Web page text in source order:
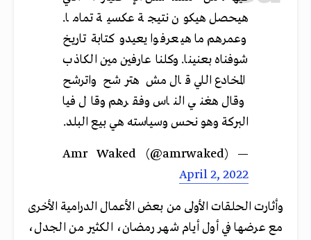
هيحصل هيكون نتيجة عكسية تماما.
وعمرهم ما هيعرفوا يعيدو كتابة تاريخ
شوفناه بعنينا. وكلنا عارفين مين الكاذب
المخادع اللي قال مش هترشح واترشح
وقال هغني الناس وفقرهم وقال فيا
البركة وهو نحس وسياسته هي بيع البلد.
— Amr Waked (@amrwaked)
April 2, 2022
وأثارت الحلقات الأولى من بعض الأعمال الدرامية الأخرى
مع عرضها في أول أيام شهر رمضان، الكثير من الجدل،